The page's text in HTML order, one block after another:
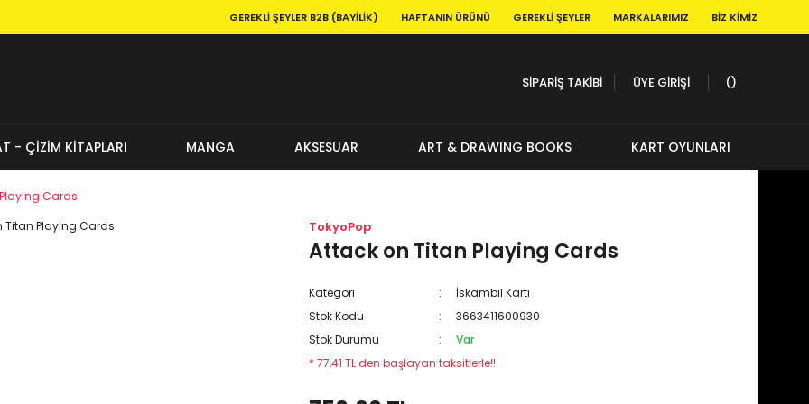
GEREKLI ŞEYLER B2B (BAYILIK) HAFTANIN ÜRÜNÜ GEREKLI ŞEYLER MARKALARIMIZ BIZ KIMIZ
SİPARİŞ TAKİBİ ÜYE GİRİŞİ
- ÇİZİM KİTAPLARI MANGA AKSESUAR ART & DRAWING BOOKS KART OYUNLARI
Cards
TokyoPop
Attack on Titan Playing Cards
Kategori
İskambil Kartı
Stok Kodu
3663411600930
Stok Durumu
Var
* 77,41 TL den başlayan taksitlerle!!